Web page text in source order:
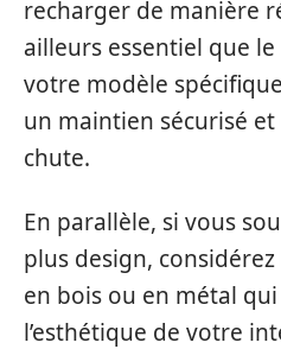
recharger de manière
ailleurs essentiel que le
votre modèle
un maintien sécurisé
chute.
En parallèle, si vous
plus design,
en bois ou en métal
l’esthétique de votre